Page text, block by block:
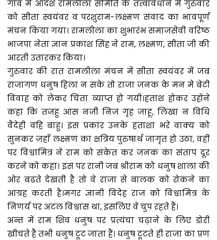
गांव में आदर्श रामलीला समिति के तत्वावधान में गुरुवार
को सीता स्वयंवर व परशुराम-लक्ष्मण संवाद का भावपूर्ण
मंचन किया गया। रामलीला का शुभारंभ समाजसेवी वरिष्ठ
भाजपा नेता ज्ञान प्रकाश सिंह ने राम, लक्ष्मण, सीता जी की
आरती उतारकर किया।
गुरुवार की रात रामलीला मंचन में सीता स्वयंवर में जब
राजागण धनुष हिला न सके तो राजा जनक के मन मे बेटी
विवाह को लेकर चिंता व्याप्त हो गयी।हताश होकर उहोंने
कहा कि तजहु आस नजी निज गृह जाहू, लिखा न विधि
वैदेही वहि बाहु। इस प्रकार उनके हताशा भरे वाक्य को
सुनकर जहाँ लक्ष्मण का क्षत्रिय पुरुषार्थ जागृत हो उठा, वहीं
पर विश्वामित्र ने राम को संकेत कर जनक का संताप दूर
करने को कहा। इस पर रानी जब श्रीराम को धनुष शाला की
ओर बढते देखती है तो वे राजा से बालक को रोकने का
आग्रह करती है।मगर ज्ञानी विदेह राज को विश्वामित्र के
निणर्य पर अटल विश्वास था, इसलिए वे चुप रहते हैं।
अन्त में राम शिव धनुष पर प्रत्यंचा चढ़ाने के लिए डोरी
खीचते हैं तभी धनुष टूट जाता हैं। धनुष टूटते ही राजा का प्रण